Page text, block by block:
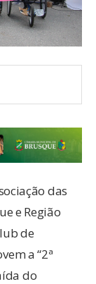
das
e Região
de
a “2ª
do